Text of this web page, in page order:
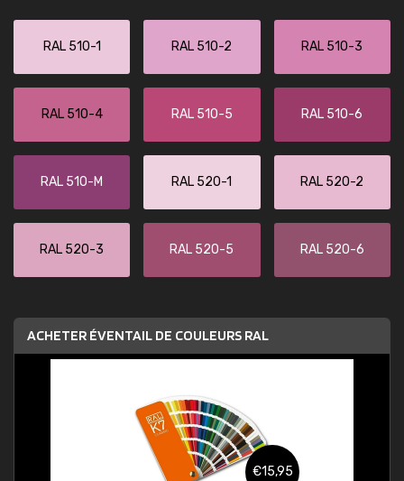
RAL 510-1 RAL 510-2 RAL 510-3
RAL 510-4 RAL 510-5 RAL 510-6
RAL 510-M RAL 520-1 RAL 520-2
RAL 520-3 RAL 520-5 RAL 520-6
ACHETER ÉVENTAIL DE COULEURS RAL
€15,95